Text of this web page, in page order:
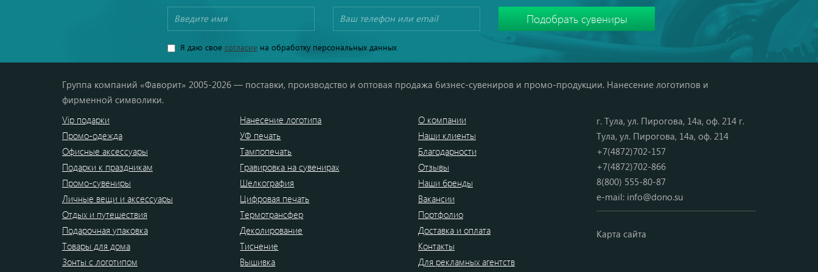
Я даю свое согласиена обработку персональных данных
Группа компаний «Фаворит» 2005-2026 — поставки, производство и оптовая продажа бизнес-сувениров и промо-продукции. Нанесение логотипов и
фирменной символики.
Vip подарки
Промо-одежда
Офисные аксессуары
Подарки к праздникам
Промо-сувениры
Личные вещи и аксессуары
Отдых и путешествия
Подарочная упаковка
Товары для дома
Зонты с логотипом
Нанесение логотипа
УФ печать
Тампопечать
Гравировка на сувенирах
Шелкография
Цифровая печать
Термотрансфер
Деколирование
Тиснение
Вышивка
О компании
Наши клиенты
Благодарности
Отзывы
Наши бренды
Вакансии
Портфолио
Доставка и оплата
Контакты
Для рекламных агентств
г. Тула, ул. Пирогова, 14а, оф. 214 г.
Тула, ул. Пирогова, 14а, оф. 214
+7(4872)702-157
+7(4872)702-866
8(800) 555-80-87
e-mail: info@dono.su
Карта сайта